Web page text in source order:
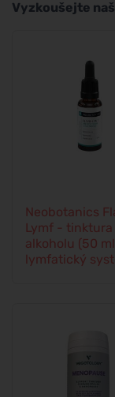
Vyzkoušejte
Neobotanics
Lymf - tinktura
alkoholu (50
lymfatický